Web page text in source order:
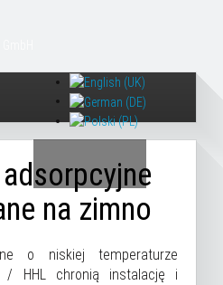
na zimno
o niskiej temperaturze
/ HHL chronią instalację i